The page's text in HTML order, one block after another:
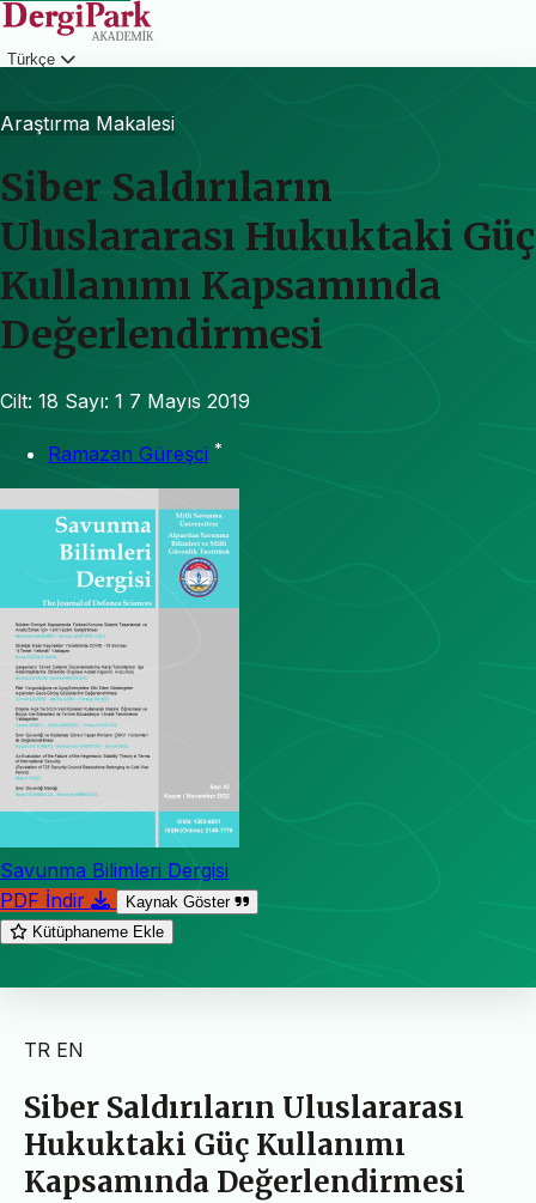
Türkçe
Araştırma Makalesi
Siber Saldırıların
Uluslararası Hukuktaki Güç
Kullanımı Kapsamında
Değerlendirmesi
Cilt: 18 Sayı: 1 7 Mayıs 2019
Ramazan Güreşci *
Savunma Bilimleri Dergisi
PDF İndir
Kaynak Göster
Kütüphaneme Ekle
TR EN
Siber Saldırıların Uluslararası
Hukuktaki Güç Kullanımı
Kapsamında Değerlendirmesi